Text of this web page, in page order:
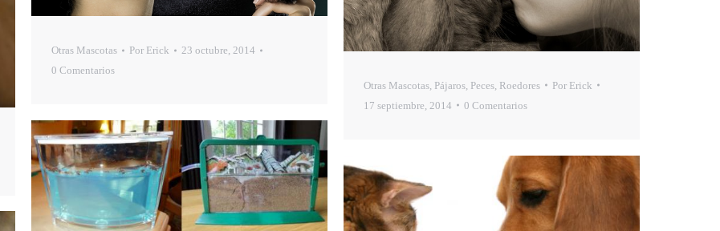
Otras Mascotas Por Erick
23 octubre, 2014
0 Comentarios
Otras Mascotas Pájaros Peces Roedores Por Erick
17 septiembre, 2014
0 Comentarios